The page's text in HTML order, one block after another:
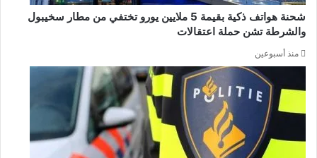
شحنة هواتف ذكية بقيمة 5 ملايين يورو تختفي من مطار سخيبول
والشرطة تشن حملة اعتقالات
منذ أسبوعين